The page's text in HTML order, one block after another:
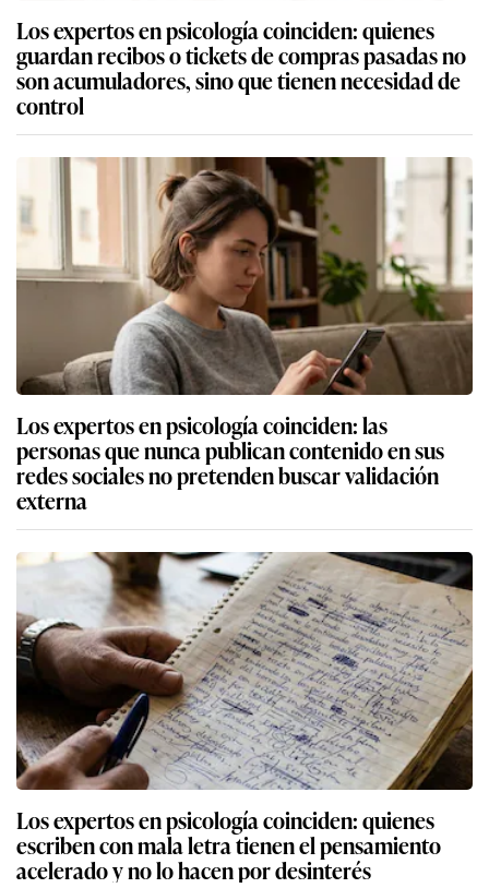
Los expertos en psicología coinciden: quienes
guardan recibos o tickets de compras pasadas no
son acumuladores, sino que tienen necesidad de
control
Los expertos en psicología coinciden: las
personas que nunca publican contenido en sus
redes sociales no pretenden buscar validación
externa
Los expertos en psicología coinciden: quienes
escriben con mala letra tienen el pensamiento
acelerado y no lo hacen por desinterés